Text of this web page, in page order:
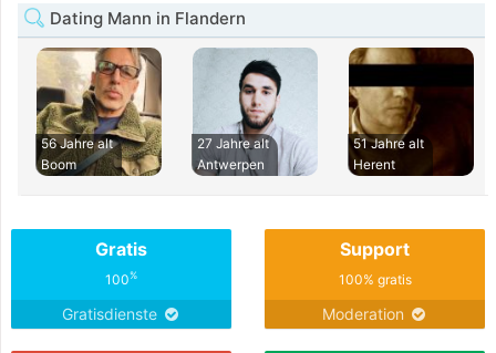
Dating Mann in Flandern
56 Jahre alt
Boom
27 Jahre alt
Antwerpen
51 Jahre alt
Herent
Gratis
100%
Gratisdienste
Support
100% gratis
Moderation